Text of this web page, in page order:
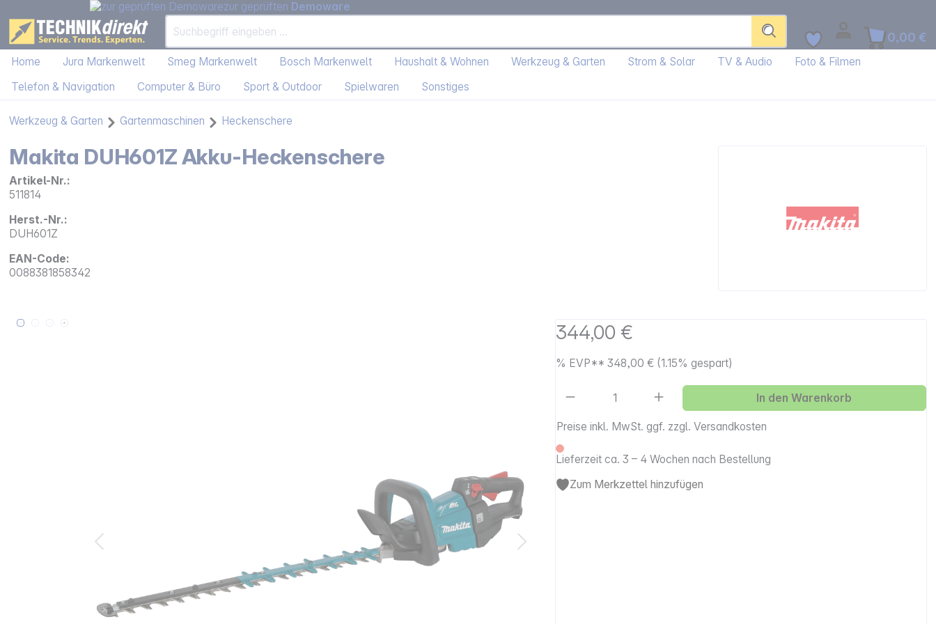
zur geprüften Demoware
0,00 €
Home Jura Markenwelt Smeg Markenwelt Bosch Markenwelt Haushalt & Wohnen Werkzeug & Garten Strom & Solar TV & Audio
Foto & Filmen
Telefon & Navigation
Computer & Büro Sport & Outdoor Spielwaren Sonstiges
Werkzeug & Garten Gartenmaschinen Heckenschere
Makita DUH601Z Akku-Heckenschere
Artikel-Nr.:
511814
Herst.-Nr.:
DUH601Z
EAN-Code:
0088381858342
Bildergalerie überspringen 344,00 €
% EVP**348,00 € (1.15% gespart)
Preise inkl. MwSt. ggf. zzgl. Versandkosten
Lieferzeit ca. 3 – 4 Wochen nach Bestellung
Artikel Anzahl: Gib den gewünschten Wert ein
In den Warenkorb
Zum Merkzettel hinzufügen